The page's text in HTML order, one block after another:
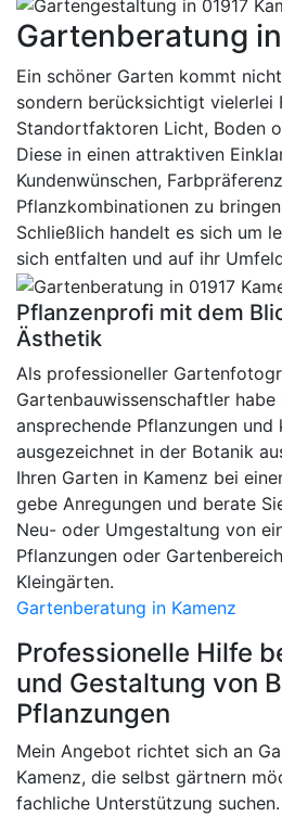
Gartenberatung
Ein schöner Garten kommt
sondern berücksichtigt vielerlei
Standortfaktoren Licht, Boden
Diese in einen attraktiven
Kundenwünschen,
Pflanzkombinationen zu
Schließlich handelt es sich um
sich entfalten und auf ihr
Pflanzenprofi mit dem
Ästhetik
Als professioneller
Gartenbauwissenschaftler
ansprechende Pflanzungen und
ausgezeichnet in der Botanik
Ihren Garten in Kamenz bei
gebe Anregungen und berate
Neu- oder Umgestaltung von
Pflanzungen oder
Kleingärten.
Gartenberatung in Kamenz
Professionelle Hilfe
und Gestaltung von
Pflanzungen
Mein Angebot richtet sich an
Kamenz, die selbst gärtnern
fachliche Unterstützung